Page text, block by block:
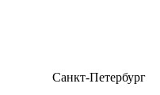
Санкт-Петербург